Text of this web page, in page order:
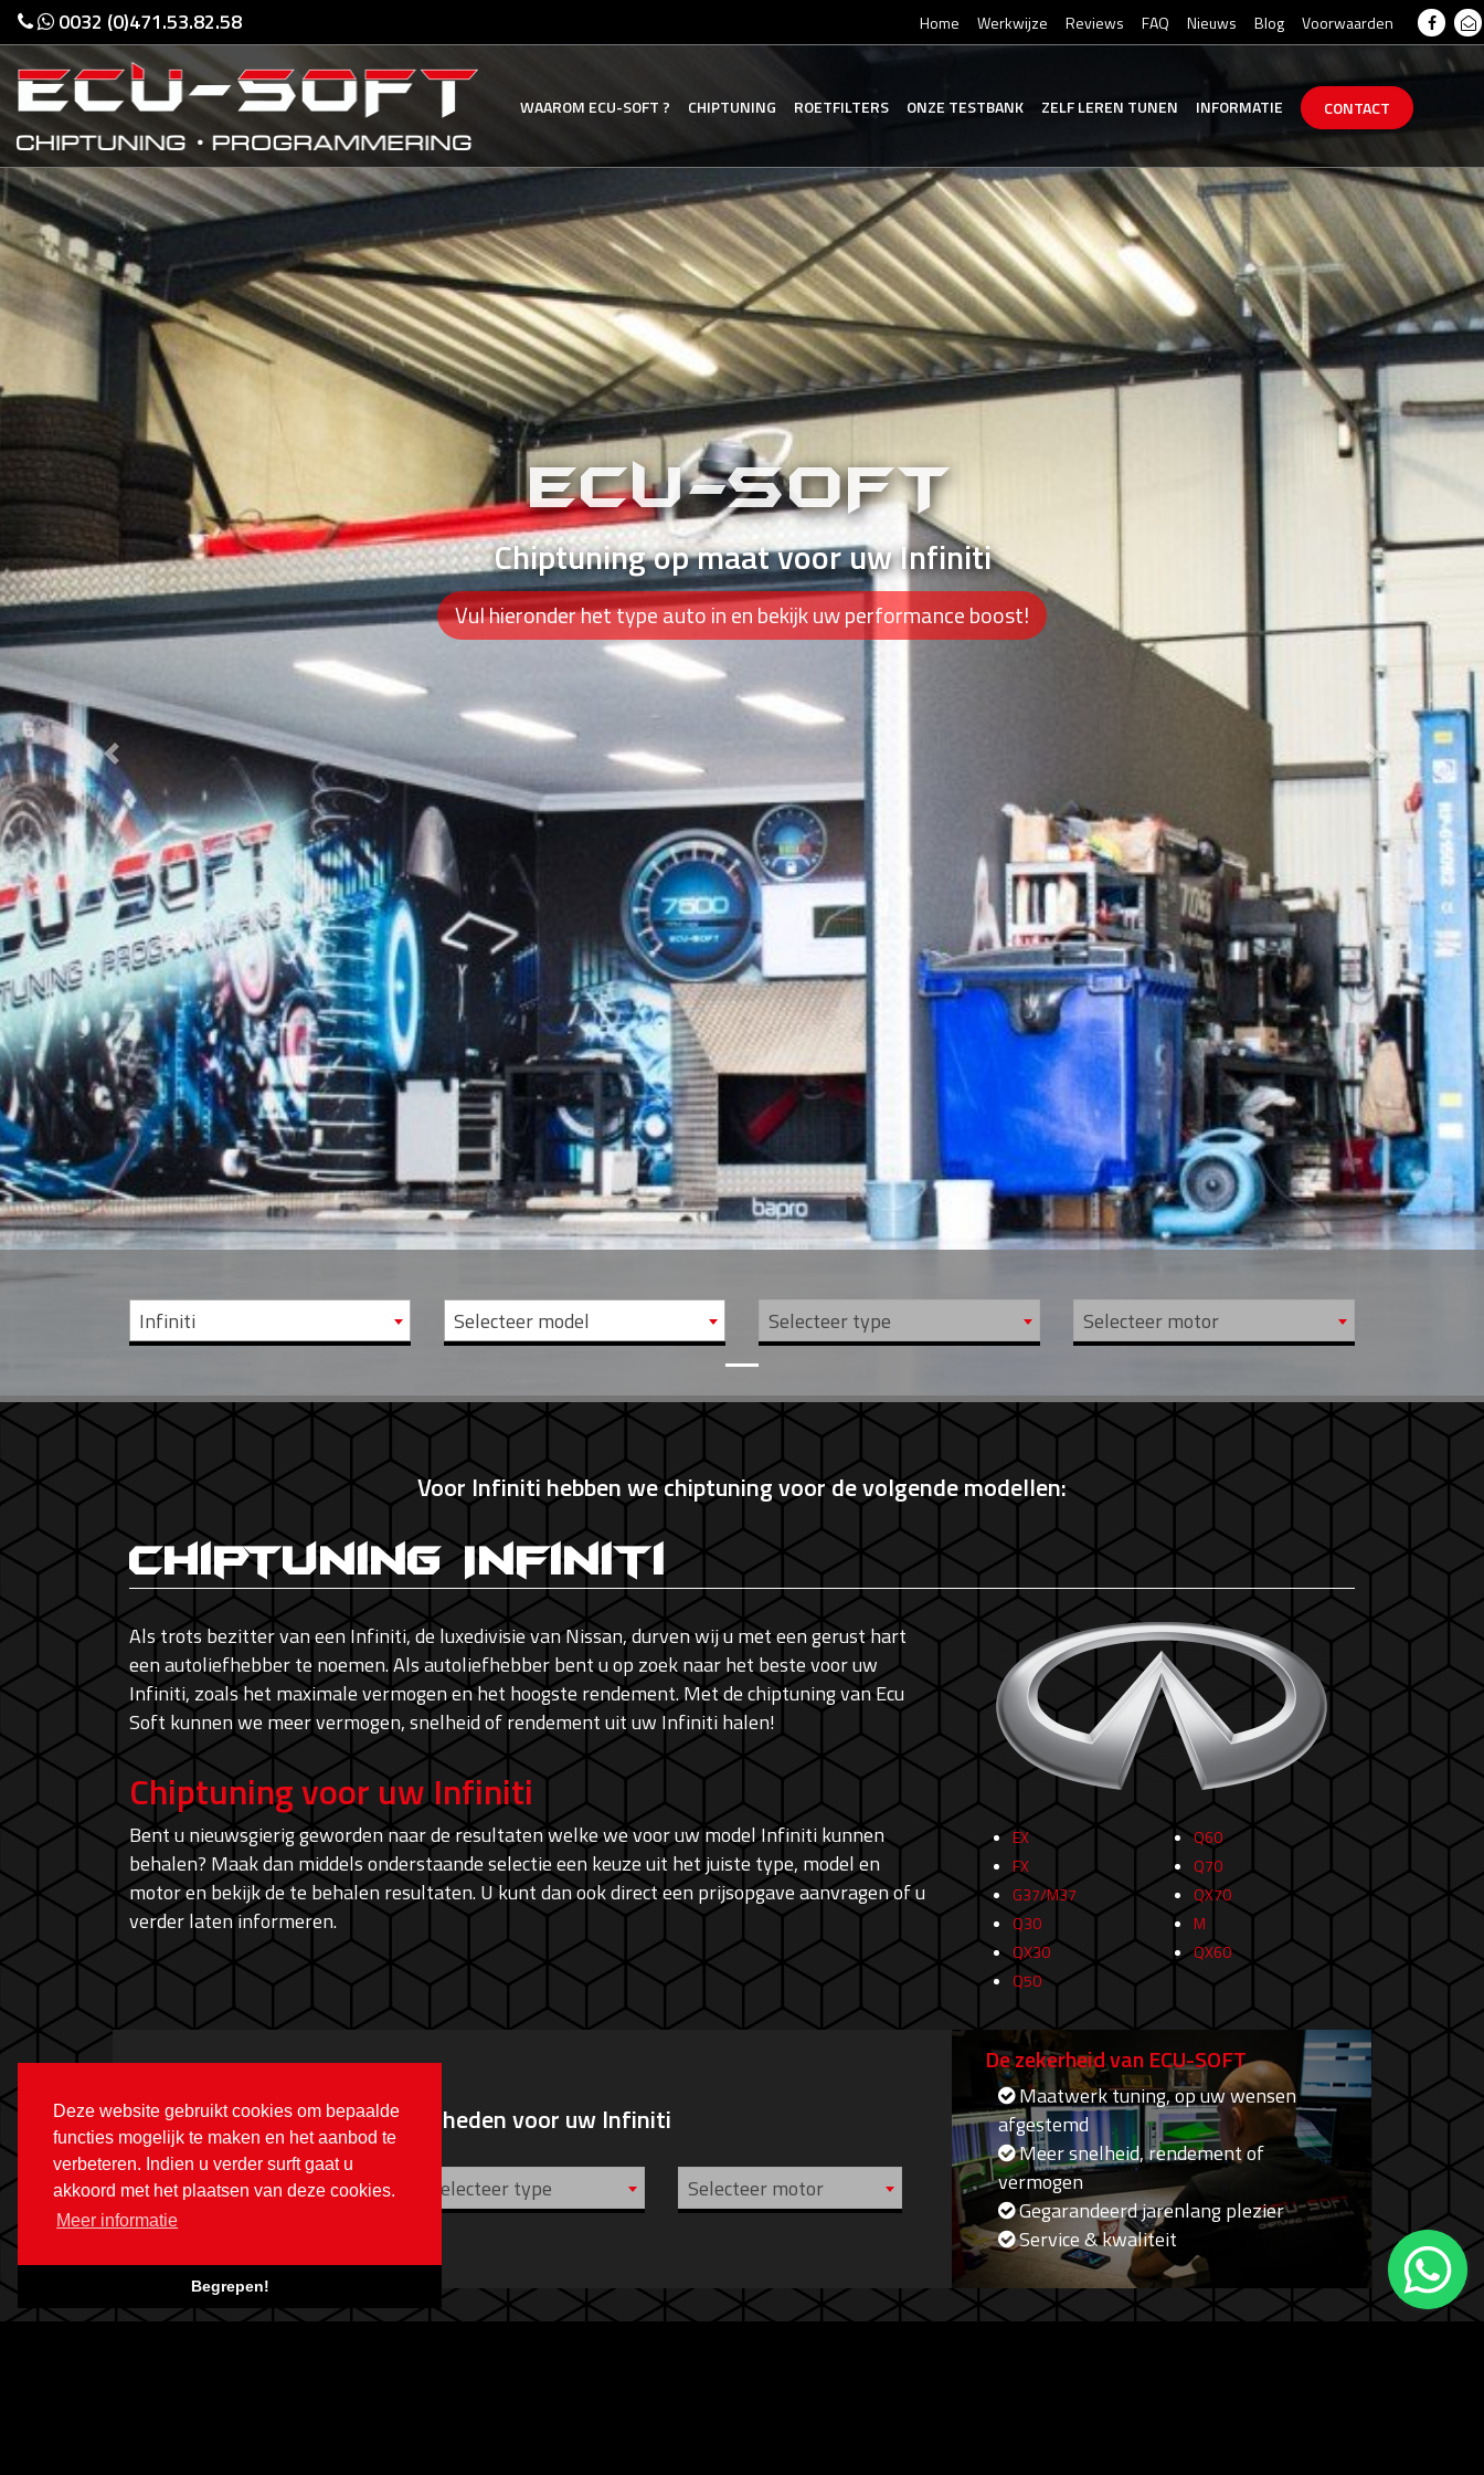
Deze website gebruikt cookies om bepaalde
functies mogelijk te maken en het aanbod te
verbeteren. Indien u verder surft gaat u
akkoord met het plaatsen van deze cookies.
Meer informatie
Begrepen!
0032 (0)471.53.82.58 Home Werkwijze Reviews FAQ Nieuws Blog Voorwaarden
ECU-SOFT
Chiptuning op maat voor uw Infiniti
Vul hieronder het type auto in en bekijk uw performance boost!
Previous Next
Infiniti Selecteer model Selecteer type Selecteer motor
WAAROM ECU-SOFT? CHIPTUNING ROETFILTERS ONZE TESTBANK ZELFLEREN TUNEN INFORMATIE CONTACT
Voor Infiniti hebben we chiptuning voor de volgende modellen:
Chiptuning Infiniti
Als trots bezitter van een Infiniti, de luxedivisie van Nissan, durven wij u met een gerust hart
een autoliefhebber te noemen. Als autoliefhebber bent u op zoek naar het beste voor uw
Infiniti, zoals het maximale vermogen en het hoogste rendement. Met de chiptuning van Ecu
Soft kunnen we meer vermogen, snelheid of rendement uit uw Infiniti halen!
Chiptuning voor uw Infiniti
Bent u nieuwsgierig geworden naar de resultaten welke we voor uw model Infiniti kunnen
behalen? Maak dan middels onderstaande selectie een keuze uit het juiste type, model en
motor en bekijk de te behalen resultaten. U kunt dan ook direct een prijsopgave aanvragen of u
verder laten informeren.
EX
FX
G37/M37
Q30
QX30
Q50
Q60
Q70
QX70
M
QX60
Zoek hieronder de mogelijkheden voor uw Infiniti
Selecteer model Selecteer type Selecteer motor
De zekerheid van ECU-SOFT
Maatwerk tuning, op uw wensen
afgestemd
Meer snelheid, rendement of
vermogen
Gegarandeerd jarenlang plezier
Service & kwaliteit